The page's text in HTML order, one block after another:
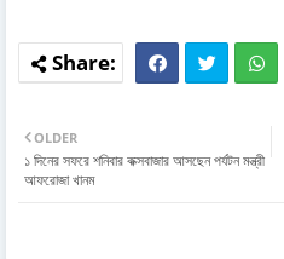
OLDER
১ দিনের সফরে শনিবার কক্সবাজার আসছেন পর্যটন মন্ত্রী
আফরোজা খানম